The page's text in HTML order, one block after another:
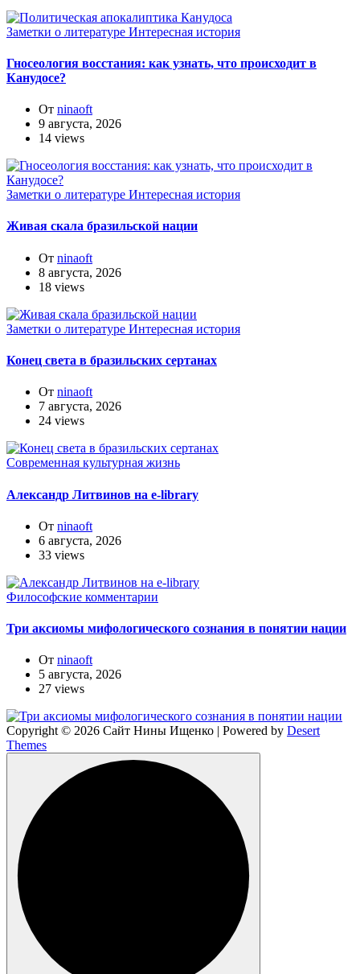
Заметки о литературе Интересная история
Гносеология восстания: как узнать, что происходит в
Канудосе?
От ninaoft
9 августа, 2026
14 views
Заметки о литературе Интересная история
Живая скала бразильской нации
От ninaoft
8 августа, 2026
18 views
Заметки о литературе Интересная история
Конец света в бразильских сертанах
От ninaoft
7 августа, 2026
24 views
Современная культурная жизнь
Александр Литвинов на e-library
От ninaoft
6 августа, 2026
33 views
Философские комментарии
Три аксиомы мифологического сознания в понятии нации
От ninaoft
5 августа, 2026
27 views
Copyright © 2026 Сайт Нины Ищенко | Powered by Desert
Themes